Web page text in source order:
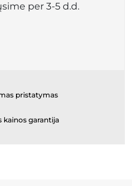
per 3-5 d.d.
pristatymas
kainos garantija